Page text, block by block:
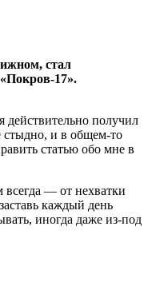
стал
17».
действительно получил
стыдно, и в общем-то
статью обо мне в
всегда — от нехватки
каждый день
иногда даже из-под